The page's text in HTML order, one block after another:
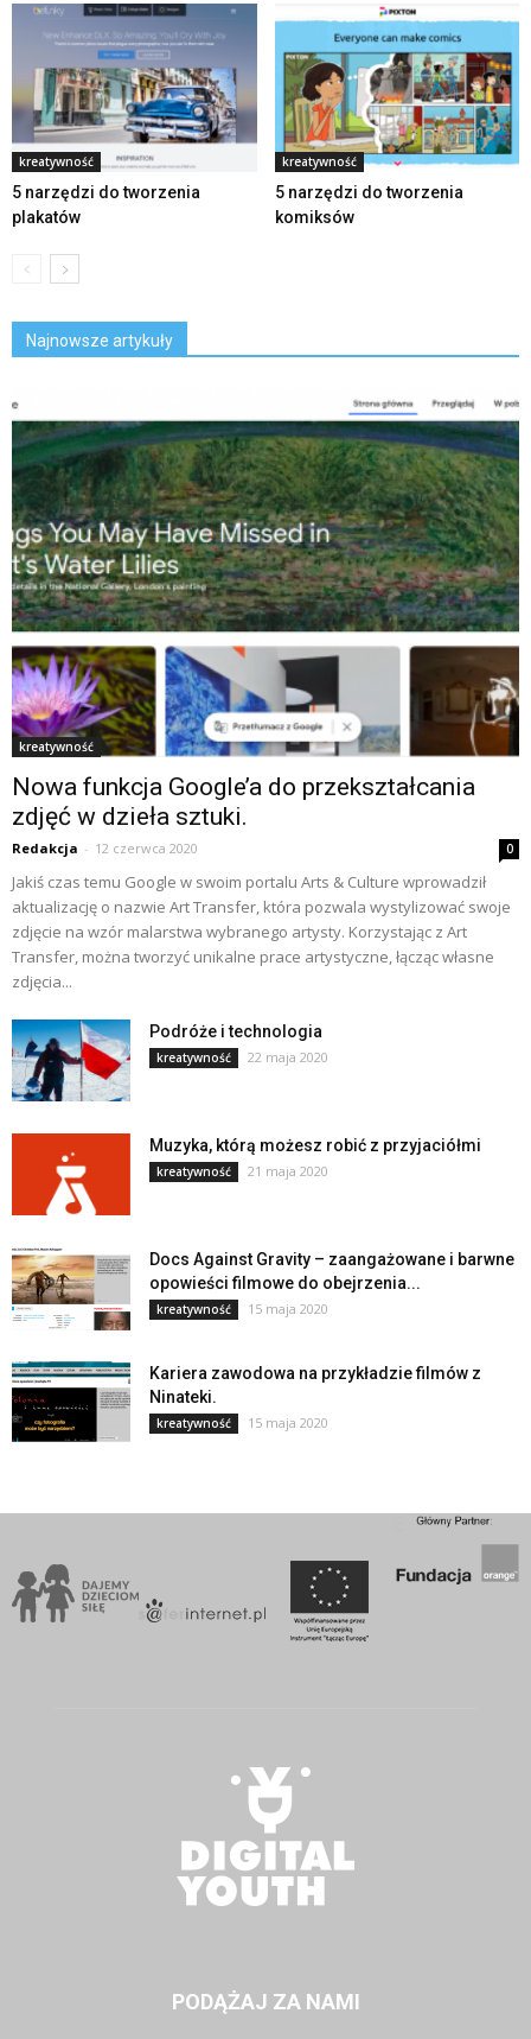
kreatywność
5 narzędzi do tworzenia
plakatów
kreatywność
5 narzędzi do tworzenia
komiksów
Najnowsze artykuły
kreatywność
Nowa funkcja Google’a do przekształcania
zdjęć w dzieła sztuki.
Redakcja - 12 czerwca 2020 0
Jakiś czas temu Google w swoim portalu Arts & Culture wprowadził
aktualizację o nazwie Art Transfer, która pozwala wystylizować swoje
zdjęcie na wzór malarstwa wybranego artysty. Korzystając z Art
Transfer, można tworzyć unikalne prace artystyczne, łącząc własne
zdjęcia...
Podróże i technologia
kreatywność 22 maja 2020
Muzyka, którą możesz robić z przyjaciółmi
kreatywność 21 maja 2020
Docs Against Gravity – zaangażowane i barwne
opowieści filmowe do obejrzenia...
kreatywność 15 maja 2020
Kariera zawodowa na przykładzie filmów z
Ninateki.
kreatywność 15 maja 2020
PODĄŻAJ ZA NAMI